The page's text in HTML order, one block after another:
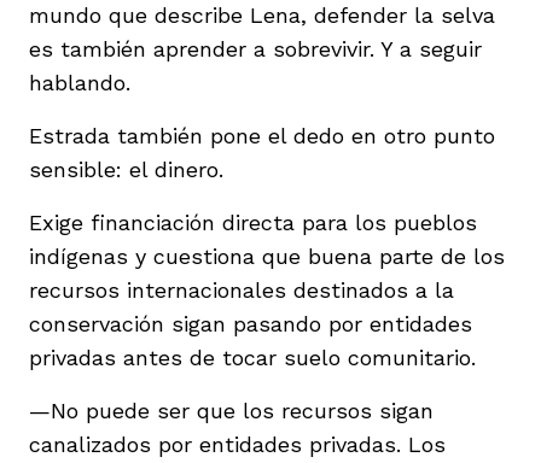
mundo que describe Lena, defender la selva
es también aprender a sobrevivir. Y a seguir
hablando.
Estrada también pone el dedo en otro punto
sensible: el dinero.
Exige financiación directa para los pueblos
indígenas y cuestiona que buena parte de los
recursos internacionales destinados a la
conservación sigan pasando por entidades
privadas antes de tocar suelo comunitario.
—No puede ser que los recursos sigan
canalizados por entidades privadas. Los